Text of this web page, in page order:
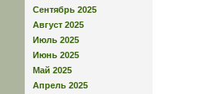
Сентябрь 2025
Август 2025
Июль 2025
Июнь 2025
Май 2025
Апрель 2025